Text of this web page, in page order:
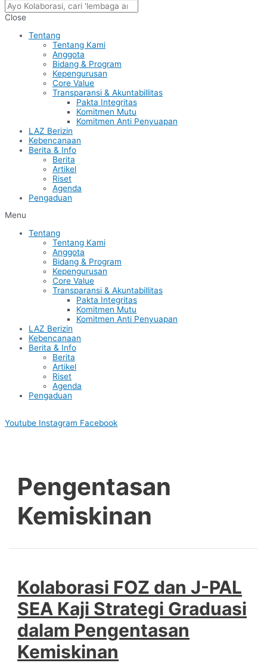
Close
Tentang
Tentang Kami
Anggota
Bidang & Program
Kepengurusan
Core Value
Transparansi & Akuntabillitas
Pakta Integritas
Komitmen Mutu
Komitmen Anti Penyuapan
LAZ Berizin
Kebencanaan
Berita & Info
Berita
Artikel
Riset
Agenda
Pengaduan
Menu
Tentang
Tentang Kami
Anggota
Bidang & Program
Kepengurusan
Core Value
Transparansi & Akuntabillitas
Pakta Integritas
Komitmen Mutu
Komitmen Anti Penyuapan
LAZ Berizin
Kebencanaan
Berita & Info
Berita
Artikel
Riset
Agenda
Pengaduan
Youtube Instagram Facebook
Pengentasan
Kemiskinan
Kolaborasi FOZ dan J-PAL
SEA Kaji Strategi Graduasi
dalam Pengentasan
Kemiskinan